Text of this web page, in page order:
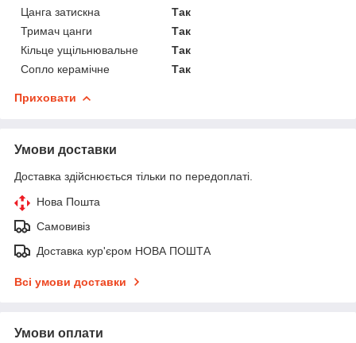
Цанга затискна
Так
Тримач цанги
Так
Кільце ущільнювальне
Так
Сопло керамічне
Так
Приховати
Умови доставки
Доставка здійснюється тільки по передоплаті.
Нова Пошта
Самовивіз
Доставка кур'єром НОВА ПОШТА
Всі умови доставки
Умови оплати